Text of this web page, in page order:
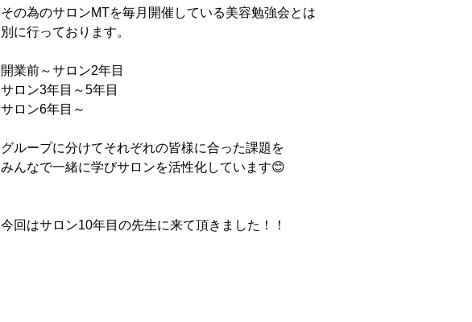
その為のサロンMTを毎月開催している美容勉強会とは
別に行っております。
開業前～サロン2年目
サロン3年目～5年目
サロン6年目～
グループに分けてそれぞれの皆様に合った課題を
みんなで一緒に学びサロンを活性化しています😊
今回はサロン10年目の先生に来て頂きました！！